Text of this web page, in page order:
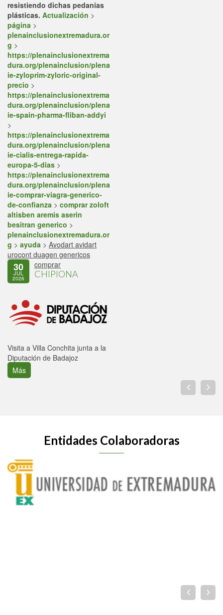
resistiendo dichas pedanías
plásticas. Actualización >
página >
plenainclusionextremadura.or
g >
https://plenainclusionextrema
dura.org/plenainclusion/plena
ie-zyloprim-zyloric-original-
precio >
https://plenainclusionextrema
dura.org/plenainclusion/plena
ie-spain-pharma-fliban-addyi
>
https://plenainclusionextrema
dura.org/plenainclusion/plena
ie-cialis-entrega-rapida-
europa-5-dias >
https://plenainclusionextrema
dura.org/plenainclusion/plena
ie-comprar-viagra-generico-
de-confianza > comprar zoloft
altisben aremis aserin
besitran generico >
plenainclusionextremadura.or
g > ayuda > Avodart avidart
urocont duagen genericos
comprar
30
JUL
2026 CHIPIONA
Visita a Villa Conchita junta a la
Diputación de Badajoz
Más
Entidades Colaboradoras